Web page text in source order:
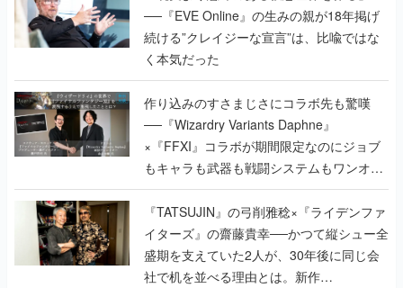
──『EVE Online』の生みの親が18年掲げ
続ける”クレイジーな宣言”は、比喩ではな
く本気だった
作り込みのすさまじさにコラボ先も驚嘆
──『Wizardry Variants Daphne』
×『FFXI』コラボが期間限定なのにジョブ
もキャラも武器も戦闘システムもワンオフ
で作り込まれた理由を両ディレクターに聞
く
『TATSUJIN』の弓削雅稔×『ライデンファ
イターズ』の齋藤貴幸──かつて縦シュー全
盛期を支えていた2人が、30年後に同じ会
社で机を並べる理由とは。新作